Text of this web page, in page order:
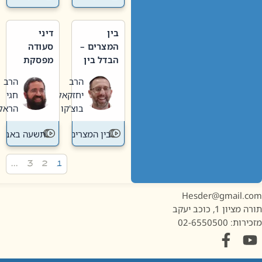
בין
המצרים –
הבדל בין
חדשה
לישנה
הרב
יחזקאל
בוצ'קו
בין המצרים
דיני
סעודה
מפסקת
תשעה
באב
הרב
חגי
הראל
תשעה באב
1, כוכב יעקב
02-6550500